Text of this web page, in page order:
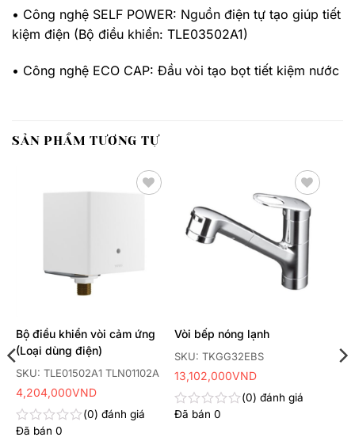
• Công nghệ SELF POWER: Nguồn điện tự tạo giúp tiết
kiệm điện (Bộ điều khiển: TLE03502A1)
• Công nghệ ECO CAP: Đầu vòi tạo bọt tiết kiệm nước
SẢN PHẨM TƯƠNG TỰ
SKU: TLE01502A1 TLN01102A
Bộ điều khiển vòi cảm ứng
(Loại dùng điện)
Được
0
đánh giá
Đã bán 0
4,204,000VND
Thêm
yêu
thích
SKU: TKGG32EBS
Vòi bếp nóng lạnh
Được
0
đánh giá
Đã bán 0
13,102,000VND